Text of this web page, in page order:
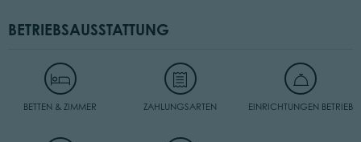
BETRIEBSAUSSTATTUNG
BETTEN & ZIMMER ZAHLUNGSARTEN EINRICHTUNGEN BETRIEB